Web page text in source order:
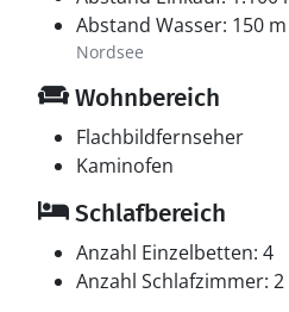
Abstand Wasser: 150 m
Nordsee
Wohnbereich
Flachbildfernseher
Kaminofen
Schlafbereich
Anzahl Einzelbetten: 4
Anzahl Schlafzimmer: 2